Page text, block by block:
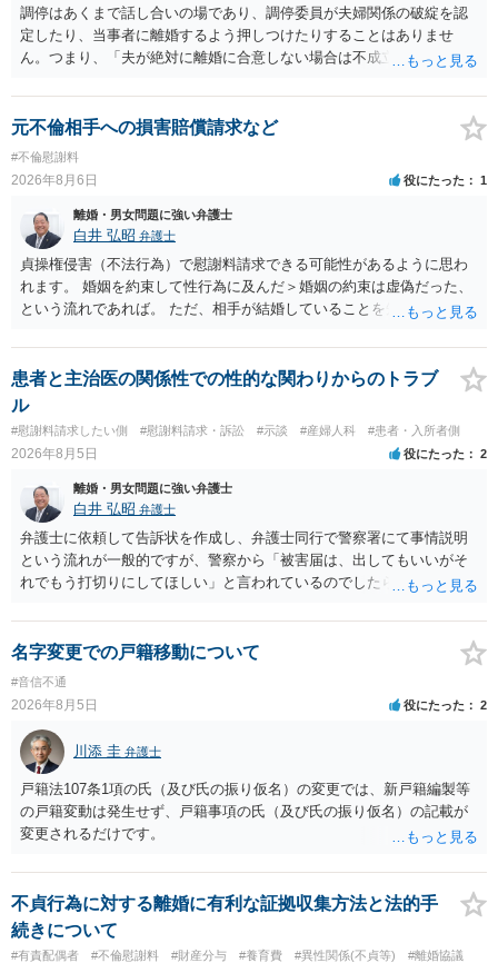
調停はあくまで話し合いの場であり、調停委員が夫婦関係の破綻を認
定したり、当事者に離婚するよう押しつけたりすることはありませ
ん。つまり、「夫が絶対に離婚に合意しない場合は不成立になり」、
きません。 調停段階での離婚成立を希望するなら、夫が離婚に前向き
になるような条件提示をする等、模索するほかありません（極端な話
をいえば、夫から「この条件なら離婚してもよい」として提示された
条件を全部丸呑みする、という方法しかないかもしれません）。た
だ、離婚訴訟をしたくないという考えを見透かされてしまうと、逆に
足下を見られてしまいますので、注意する必要があります。 夫が離婚
に抵抗する可能性が高いのであれば、むしろ淡々と調停不成立にして
離婚訴訟で離婚原因を主張し、判決へ持っていく方が近道であること
も少なくありません。見通し等を含め、弁護士へ相談・依頼した方が
よいと思います。
元不倫相手への損害賠償請求など
#不倫慰謝料
2026年8月6日 役にたった 1
離婚・男女問題に強い弁護士
白井 弘昭 弁護士
貞操権侵害（不法行為）で慰謝料請求できる可能性があるように思わ
れます。 婚姻を約束して性行為に及んだ＞婚姻の約束は虚偽だった、
という流れであれば。 ただ、相手が結婚していることを知って行為に
性も認められそうですので、あまり慰謝料は高額にならないように思
われます。 一度、最寄りの弁護士に相談してみてください。
患者と主治医の関係性での性的な関わりからのトラブ
ル
#慰謝料請求したい側 #慰謝料請求・訴訟 #示談 #産婦人科 #患者・入所者側
2026年8月5日 役にたった 2
離婚・男女問題に強い弁護士
白井 弘昭 弁護士
弁護士に依頼して告訴状を作成し、弁護士同行で警察署にて事情説明
という流れが一般的ですが、警察から「被害届は、出してもいいがそ
れでもう打切りにしてほしい」と言われているのでしたら、あまり結
検察庁に訴えるのもありかもしれないですが、実際に捜査をするの
は、結局所轄だと思われますので、やはり結論は変わらないかもしれ
ないです。 一度、最寄りの「刑事に強い」とうたっている弁護士に相
談してみてはいかがでしょうか。 以上、ご参考まで。
名字変更での戸籍移動について
#音信不通
2026年8月5日 役にたった 2
川添 圭 弁護士
戸籍法107条1項の氏（及び氏の振り仮名）の変更では、新戸籍編製等
の戸籍変動は発生せず、戸籍事項の氏（及び氏の振り仮名）の記載が
変更されるだけです。
不貞行為に対する離婚に有利な証拠収集方法と法的手
続きについて
#有責配偶者 #不倫慰謝料 #財産分与 #養育費 #異性関係(不貞等) #離婚協議